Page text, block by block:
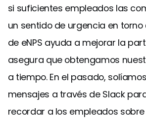
si suficientes empleados las
un sentido de urgencia en
de eNPS ayuda a mejorar la
asegura que obtengamos
a tiempo. En el pasado,
mensajes a través de Slack
recordar a los empleados